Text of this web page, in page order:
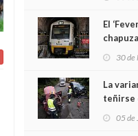
El
cabían
30 de
La
teñirse
05 de